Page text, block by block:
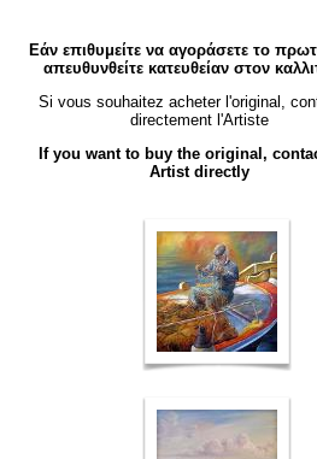
Εάν επιθυμείτε να αγοράσετε το
απευθυνθείτε κατευθείαν στον
Si vous souhaitez acheter l'original,
directement l'Artiste
If you want to buy the original,
Artist directly